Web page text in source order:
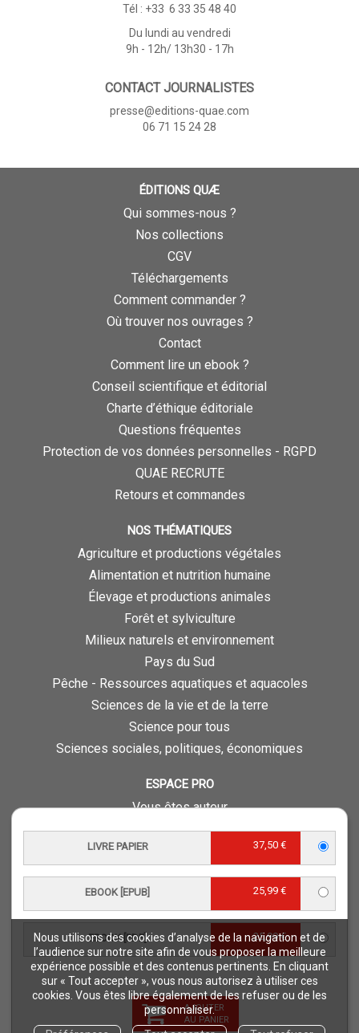
Nous utilisons des cookies d’analyse de la navigation et de
l’audience sur notre site afin de vous proposer la meilleure
expérience possible et des contenus pertinents. En cliquant
sur « Tout accepter », vous nous autorisez à utiliser ces
cookies. Vous êtes libre également de les refuser ou de les
personnaliser.
LIVRE PAPIER 37,50 €
EBOOK [EPUB] 25,99 €
EBOOK [PDF] 25,99 €
AJOUTER
AU PANIER
Tél : +33 6 33 35 48 40
Du lundi au vendredi
9h - 12h/ 13h30 - 17h
CONTACT JOURNALISTES
presse@editions-quae.com
06 71 15 24 28
ÉDITIONS QUÆ
Qui sommes-nous ?
Nos collections
CGV
Téléchargements
Comment commander ?
Où trouver nos ouvrages ?
Contact
Comment lire un ebook ?
Conseil scientifique et éditorial
Charte d’éthique éditoriale
Questions fréquentes
Protection de vos données personnelles - RGPD
QUAE RECRUTE
Retours et commandes
NOS THÉMATIQUES
Agriculture et productions végétales
Alimentation et nutrition humaine
Élevage et productions animales
Forêt et sylviculture
Milieux naturels et environnement
Pays du Sud
Pêche - Ressources aquatiques et aquacoles
Sciences de la vie et de la terre
Science pour tous
Sciences sociales, politiques, économiques
ESPACE PRO
Vous êtes auteur
Vous êtes journaliste
Vous êtes libraire
Foreign rights
Procédure d'évaluation
NOTRE SITE
Quae © 2018
Mentions légales
Déclaration d'accessibilité